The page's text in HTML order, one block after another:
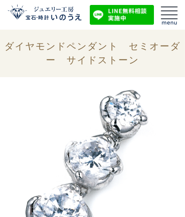
ダイヤモンドペンダント セミオーダ
ー サイドストーン